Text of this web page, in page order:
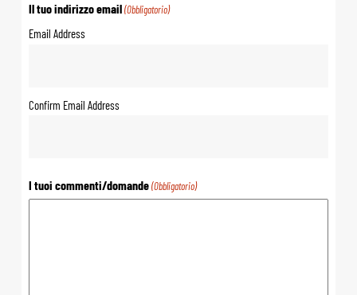
Il tuo indirizzo email (Obbligatorio)
Email Address
Confirm Email Address
I tuoi commenti/domande (Obbligatorio)